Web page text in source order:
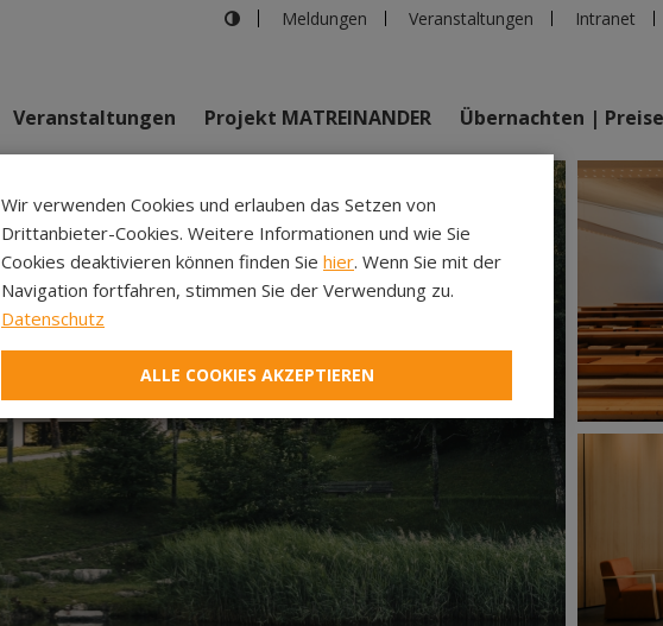
Meldungen Veranstaltungen Intranet
Veranstaltungen
Veranstaltungen Projekt MATREINANDER Übernachten | Preise
Wir verwenden Cookies und erlauben das Setzen von
Drittanbieter-Cookies. Weitere Informationen und wie Sie
Cookies deaktivieren können finden Sie hier. Wenn Sie mit der
Navigation fortfahren, stimmen Sie der Verwendung zu.
Datenschutz
ALLE COOKIES AKZEPTIEREN